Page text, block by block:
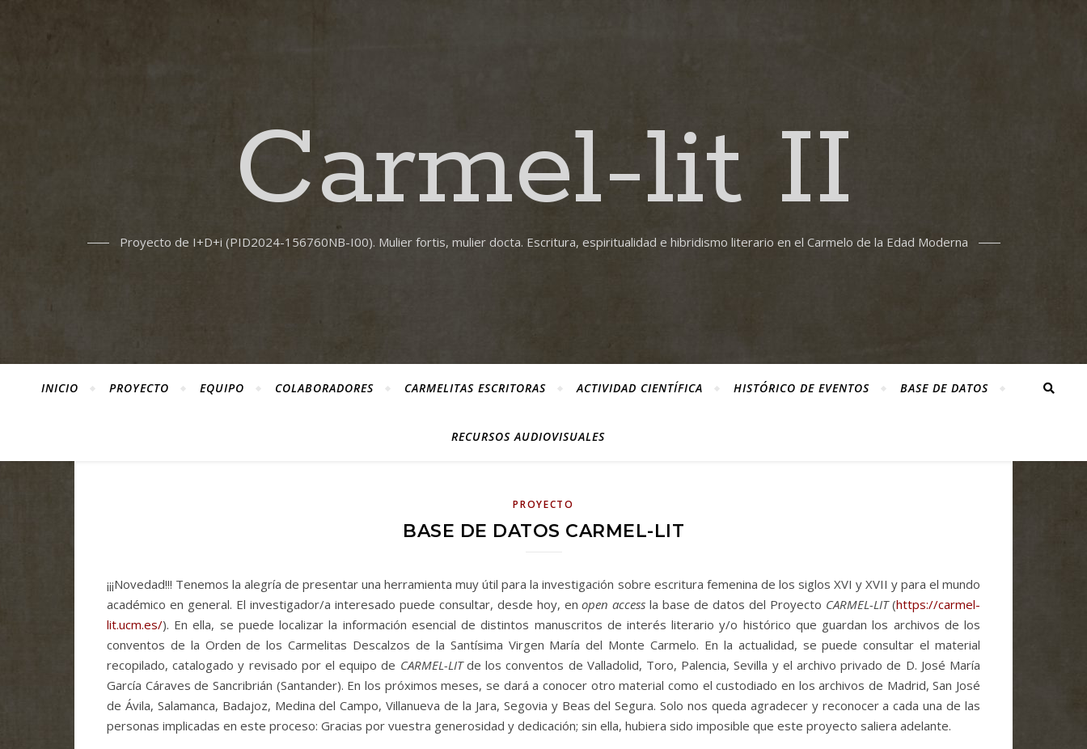
Carmel-lit II
Proyecto de I+D+i (PID2024-156760NB-I00). Mulier fortis, mulier docta. Escritura, espiritualidad e hibridismo literario en el Carmelo de la Edad Moderna
INICIO PROYECTO EQUIPO COLABORADORES CARMELITAS ESCRITORAS ACTIVIDAD CIENTÍFICA HISTÓRICO DE EVENTOS BASE DE DATOS
RECURSOS AUDIOVISUALES
PROYECTO
BASE DE DATOS CARMEL-LIT
¡¡¡Novedad!!! Tenemos la alegría de presentar una herramienta muy útil para la investigación sobre escritura femenina de los siglos XVI y XVII y para el mundo
académico en general. El investigador/a interesado puede consultar, desde hoy, enopen access la base de datos del Proyecto CARMEL-LIT(https://carmel-
lit.ucm.es/). En ella, se puede localizar la información esencial de distintos manuscritos de interés literario y/o histórico que guardan los archivos de los
conventos de la Orden de los Carmelitas Descalzos de la Santísima Virgen María del Monte Carmelo. En la actualidad, se puede consultar el material
recopilado, catalogado y revisado por el equipo de CARMEL-LITde los conventos de Valladolid, Toro, Palencia, Sevilla y el archivo privado de D. José María
García Cáraves de Sancribrián (Santander). En los próximos meses, se dará a conocer otro material como el custodiado en los archivos de Madrid, San José
de Ávila, Salamanca, Badajoz, Medina del Campo, Villanueva de la Jara, Segovia y Beas del Segura. Solo nos queda agradecer y reconocer a cada una de las
personas implicadas en este proceso: Gracias por vuestra generosidad y dedicación; sin ella, hubiera sido imposible que este proyecto saliera adelante.